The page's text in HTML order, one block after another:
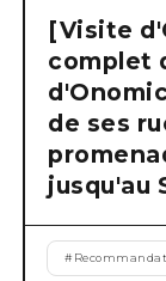
[Visite
complet
de ses
jusqu'au
#